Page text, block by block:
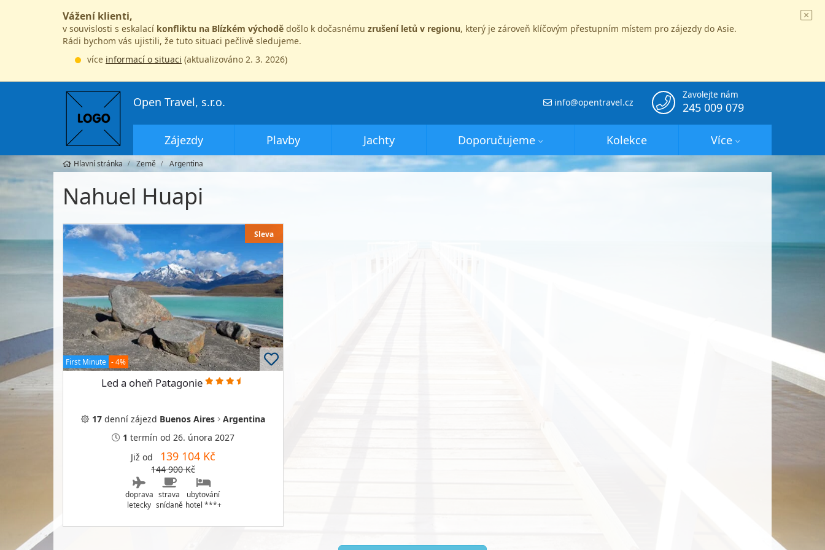
Vážení klienti,
v souvislosti s eskalací konfliktu na Blízkém východě došlo k dočasnému zrušení letů v regionu, který je zároveň klíčovým přestupním místem pro zájezdy do Asie.
Rádi bychom vás ujistili, že tuto situaci pečlivě sledujeme.
více informací o situaci (aktualizováno 2. 3. 2026)
Zavolejte nám
245 009 079
info@opentravel.cz
Open Travel, s.r.o.
Zájezdy Plavby Jachty Doporučujeme Kolekce Více
Hlavní stránka Země Argentina
Nahuel Huapi
Sleva
First Minute - 4%
Led a oheň Patagonie
17 denní zájezd Buenos Aires
Argentina
1 termín od 26. února 2027
Již od 139 104 Kč
144 900 Kč
doprava
letecky
strava
snídaně
ubytování
hotel ***+